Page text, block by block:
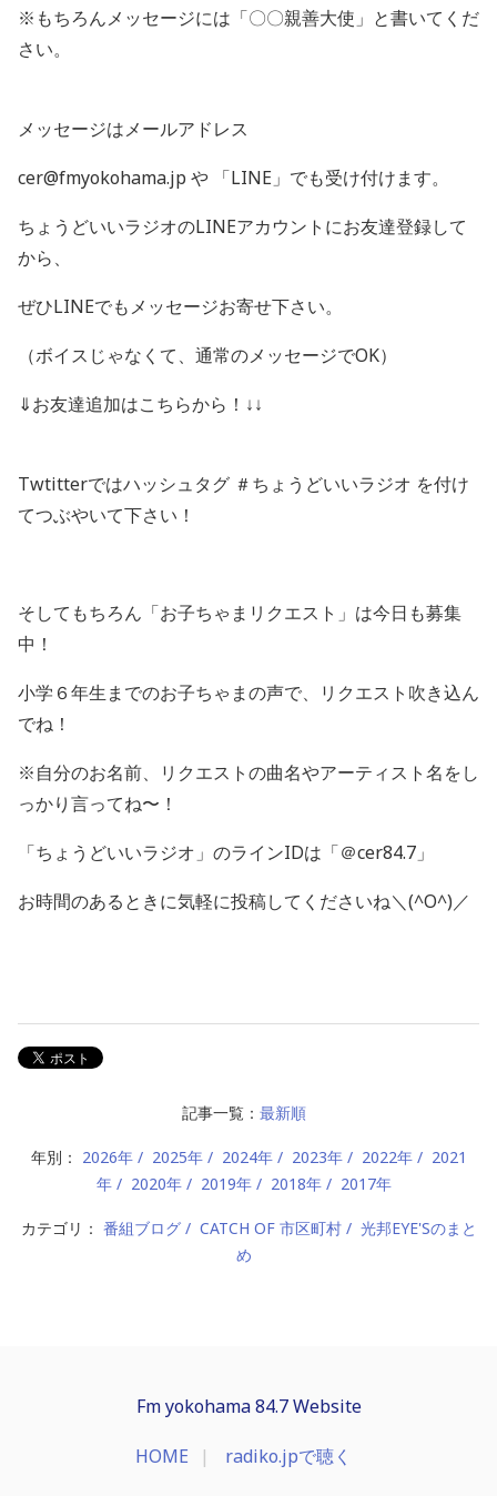
※もちろんメッセージには「〇〇親善大使」と書いてくだ
さい。
メッセージはメールアドレス
cer@fmyokohama.jp や 「LINE」でも受け付けます。
ちょうどいいラジオのLINEアカウントにお友達登録して
から、
ぜひLINEでもメッセージお寄せ下さい。
（ボイスじゃなくて、通常のメッセージでOK）
⇓お友達追加はこちらから！↓↓
Twtitterではハッシュタグ ＃ちょうどいいラジオ を付け
てつぶやいて下さい！
そしてもちろん「お子ちゃまリクエスト」は今日も募集
中！
小学６年生までのお子ちゃまの声で、リクエスト吹き込ん
でね！
※自分のお名前、リクエストの曲名やアーティスト名をし
っかり言ってね〜！
「ちょうどいいラジオ」のラインIDは「＠cer84.7」
お時間のあるときに気軽に投稿してくださいね＼(^O^)／
記事一覧： 最新順
年別： 2026年 2025年 2024年 2023年 2022年
2021
年
2020年 2019年 2018年 2017年
カテゴリ： 番組ブログ CATCH OF 市区町村
光邦EYE'Sのまと
め
Fm yokohama 84.7 Website
HOME radiko.jpで聴く